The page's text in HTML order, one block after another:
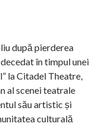
după pierderea
decedat în timpul unei
la Citadel Theatre,
al scenei teatrale
său artistic și
culturală